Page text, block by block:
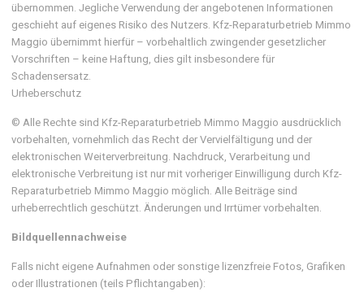
übernommen. Jegliche Verwendung der angebotenen Informationen
geschieht auf eigenes Risiko des Nutzers. Kfz-Reparaturbetrieb Mimmo
Maggio übernimmt hierfür – vorbehaltlich zwingender gesetzlicher
Vorschriften – keine Haftung, dies gilt insbesondere für
Schadensersatz.
Urheberschutz
© Alle Rechte sind Kfz-Reparaturbetrieb Mimmo Maggio ausdrücklich
vorbehalten, vornehmlich das Recht der Vervielfältigung und der
elektronischen Weiterverbreitung. Nachdruck, Verarbeitung und
elektronische Verbreitung ist nur mit vorheriger Einwilligung durch Kfz-
Reparaturbetrieb Mimmo Maggio möglich. Alle Beiträge sind
urheberrechtlich geschützt. Änderungen und Irrtümer vorbehalten.
Bildquellennachweise
Falls nicht eigene Aufnahmen oder sonstige lizenzfreie Fotos, Grafiken
oder Illustrationen (teils Pflichtangaben):